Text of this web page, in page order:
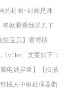
的封面~封面是师
就看看我尽力了
烂宝贝】赛博朋
。文案如下：
电波异常】【扫描
械人中枢处理器断